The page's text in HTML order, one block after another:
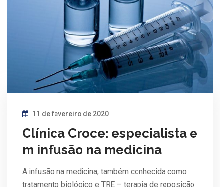
11 de fevereiro de 2020
Clínica Croce: especialista e
m infusão na medicina
A infusão na medicina, também conhecida como
tratamento biológico e TRE – terapia de reposição